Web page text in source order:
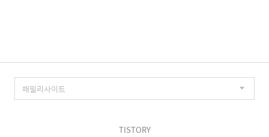
TISTORY